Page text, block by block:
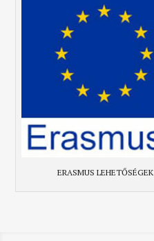
ERASMUS LEHETŐSÉGEK